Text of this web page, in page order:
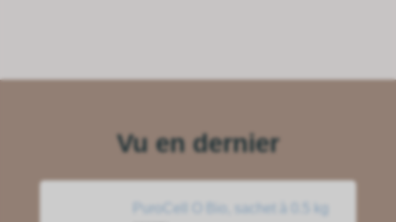
Vu en dernier
PuroCell O Bio, sachet à 0.5 kg